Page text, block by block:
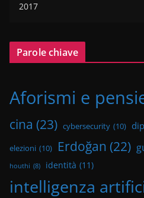
2017
Parole chiave
Aforismi e
cina (23) cybersecurity (10)
elezioni (10) Erdoğan (22)
houthi (8) identità (11)
intelligenza